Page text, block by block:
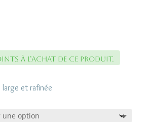
à l’achat de ce produit.
et rafinée